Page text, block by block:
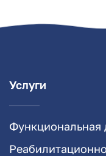
Услуги
Функциональная